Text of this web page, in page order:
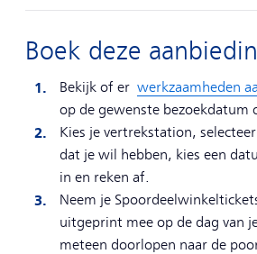
Boek deze
Bekijk of er werkzaamheden
op de gewenste bezoekdatum
Kies je vertrekstation,
dat je wil hebben, kies een
in en reken af.
Neem je
uitgeprint mee op de dag van
meteen doorlopen naar de